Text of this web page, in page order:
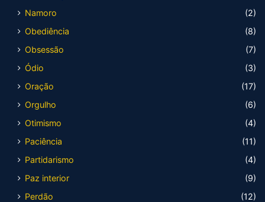
Namoro
(2)
Obediência
(8)
Obsessão
(7)
Ódio
(3)
Oração
(17)
Orgulho
(6)
Otimismo
(4)
Paciência
(11)
Partidarismo
(4)
Paz interior
(9)
Perdão
(12)